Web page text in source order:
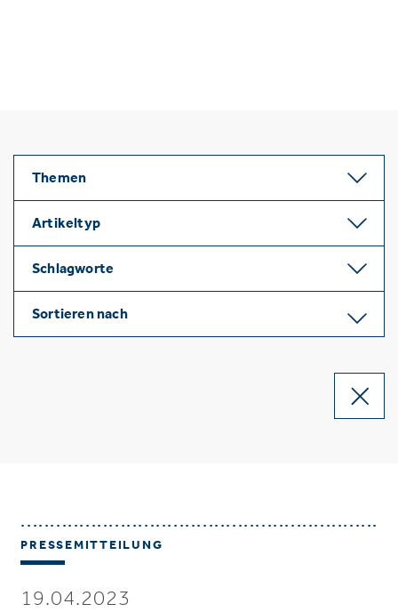
Themen
Artikeltyp
Schlagworte
Sortieren nach
PRESSEMITTEILUNG
19.04.2023